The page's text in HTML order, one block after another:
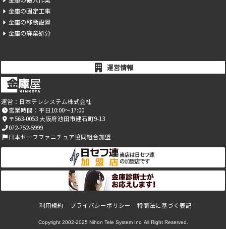
運営情報
運営： 日本テレシステム株式会社
営業時間：平日10:00～17:00
〒563-0053 大阪府池田市建石町9-13
072-752-5999
日本セーフファニチュア協同組合加盟
金庫の固定工事
金庫の移動設置
金庫の廃棄処分
利用規約 プライバシーポリシー 特商法に基づく表記
Copyright 2002-2025 Nihon Tele System Inc. All Right Reserved.